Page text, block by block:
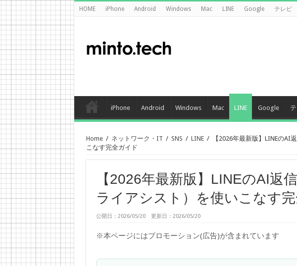
HOME iPhone Android Windows Mac LINE Google テレビ
iPhone Android Windows Mac LINE Google
Home / ネットワーク・IT / SNS / LINE /
【2026年最新版】LINEのAI
こなす完全ガイド
【2026年最新版】LINEのAI返
ライアシスト）を使いこなす
公開日：2026/05/20 更新日：2026/05/20
※本ページにはプロモーション(広告)が含まれています